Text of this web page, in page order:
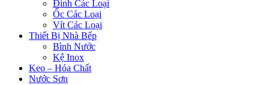
Đinh Các Loại
Ốc Các Loại
Vít Các Loại
Thiết Bị Nhà Bếp
Bình Nước
Kệ Inox
Keo – Hóa Chất
Nước Sơn